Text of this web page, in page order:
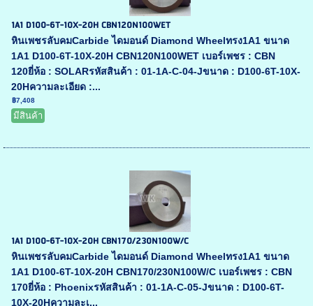
1A1 D100-6T-10X-20H CBN120N100WET
หินเพชรลับคมCarbide ไดมอนด์ Diamond Wheelทรง1A1 ขนาด
1A1 D100-6T-10X-20H CBN120N100WET เบอร์เพชร : CBN
120ยี่ห้อ : SOLARรหัสสินค้า : 01-1A-C-04-Jขนาด : D100-6T-10X-
20Hความละเอียด :...
฿7,408
มีสินค้า
1A1 D100-6T-10X-20H CBN170/230N100W/C
หินเพชรลับคมCarbide ไดมอนด์ Diamond Wheelทรง1A1 ขนาด
1A1 D100-6T-10X-20H CBN170/230N100W/C เบอร์เพชร : CBN
170ยี่ห้อ : Phoenixรหัสสินค้า : 01-1A-C-05-Jขนาด : D100-6T-
10X-20Hความละเ...